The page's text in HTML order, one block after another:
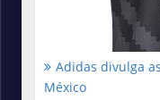
Adidas divulga
México